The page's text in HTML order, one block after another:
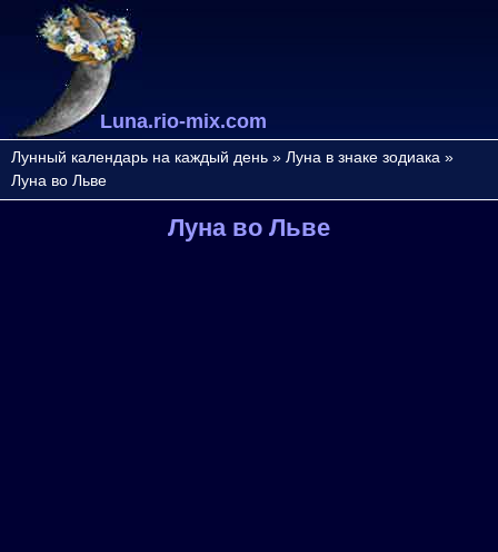
Luna.rio-mix.com
Лунный календарь на каждый день » Луна в знаке зодиака »
Луна во Льве
Луна во Льве